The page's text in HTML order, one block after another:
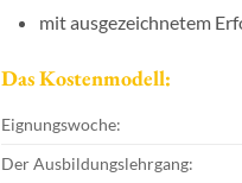
mit ausgezeichnetem
Das Kostenmodell:
Eignungswoche:
Der Ausbildungslehrgang: